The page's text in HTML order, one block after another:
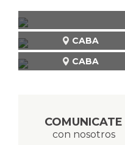
CABA
CABA
COMUNICATE
con nosotros